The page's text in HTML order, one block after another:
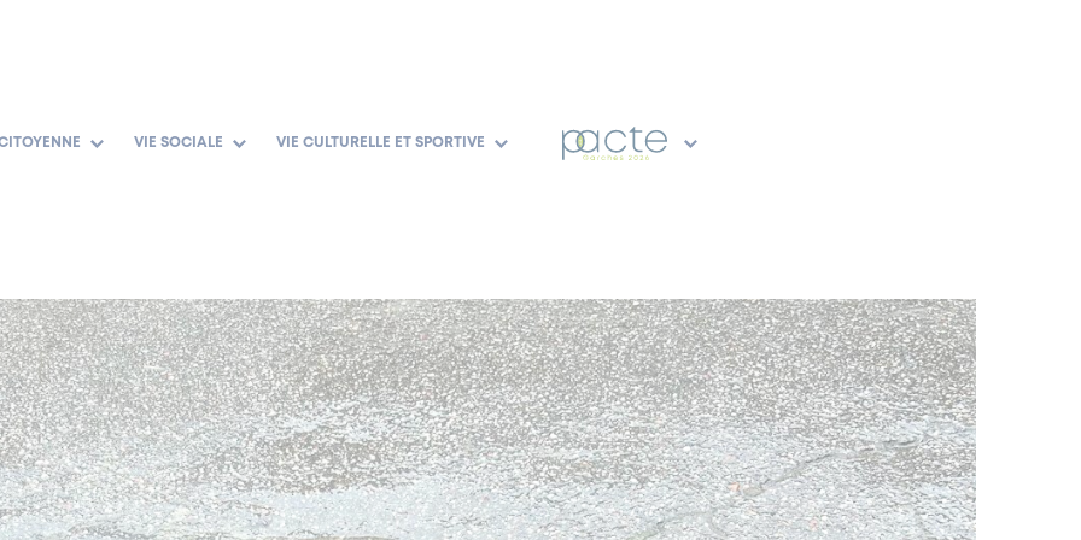
VIE SOCIALE VIE CULTURELLE ET SPORTIVE